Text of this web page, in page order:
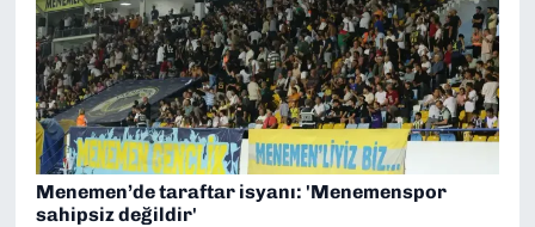
Menemen’de taraftar isyanı: 'Menemenspor
sahipsiz değildir'